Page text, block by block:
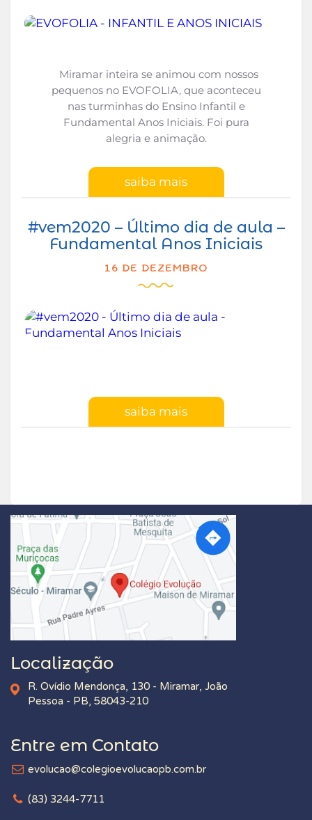
Miramar inteira se animou com nossos
pequenos no EVOFOLIA, que aconteceu
nas turminhas do Ensino Infantil e
Fundamental Anos Iniciais. Foi pura
alegria e animação.
saiba mais
#vem2020 – Último dia de aula –
Fundamental Anos Iniciais
16 DE DEZEMBRO
saiba mais
Localização
R. Ovídio Mendonça, 130 - Miramar, João
Pessoa - PB, 58043-210
Entre em Contato
evolucao@colegioevolucaopb.com.br
(83) 3244-7711